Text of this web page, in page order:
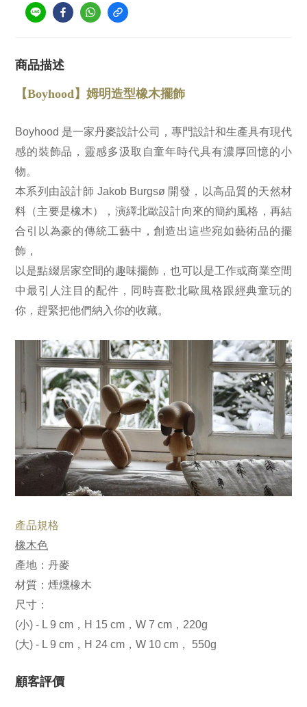
商品描述
【Boyhood】姆明造型橡木擺飾
Boyhood 是一家丹麥設計公司，專門設計和生產具有現代
感的裝飾品，靈感多汲取自童年時代具有濃厚回憶的小
物。
本系列由設計師 Jakob Burgsø 開發，以高品質的天然材
料（主要是橡木），演繹北歐設計向來的簡約風格，再結
合引以為豪的傳統工藝中，創造出這些宛如藝術品的擺
飾，
以是點綴居家空間的趣味擺飾，也可以是工作或商業空間
中最引人注目的配件，同時喜歡北歐風格跟經典童玩的
你，趕緊把他們納入你的收藏。
產品規格
橡木色
產地：丹麥
材質： 煙燻橡木
尺寸：
(小) - L 9 cm，H 15 cm，W 7 cm，220g
(大) - L 9 cm，H 24 cm，W 10 cm， 550g
顧客評價